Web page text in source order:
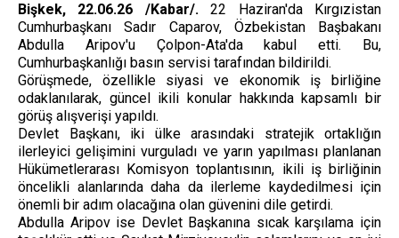
Bişkek, 22.06.26 /Kabar/.22 Haziran'da Kırgızistan
Cumhurbaşkanı Sadır Caparov, Özbekistan Başbakanı
Abdulla Aripov'u Çolpon-Ata'da kabul etti. Bu,
Cumhurbaşkanlığı basın servisi tarafından bildirildi.
Görüşmede, özellikle siyasi ve ekonomik iş birliğine
odaklanılarak, güncel ikili konular hakkında kapsamlı bir
görüş alışverişi yapıldı.
Devlet Başkanı, iki ülke arasındaki stratejik ortaklığın
ilerleyici gelişimini vurguladı ve yarın yapılması planlanan
Hükümetlerarası Komisyon toplantısının, ikili iş birliğinin
öncelikli alanlarında daha da ilerleme kaydedilmesi için
önemli bir adım olacağına olan güvenini dile getirdi.
Abdulla Aripov ise Devlet Başkanına sıcak karşılama için